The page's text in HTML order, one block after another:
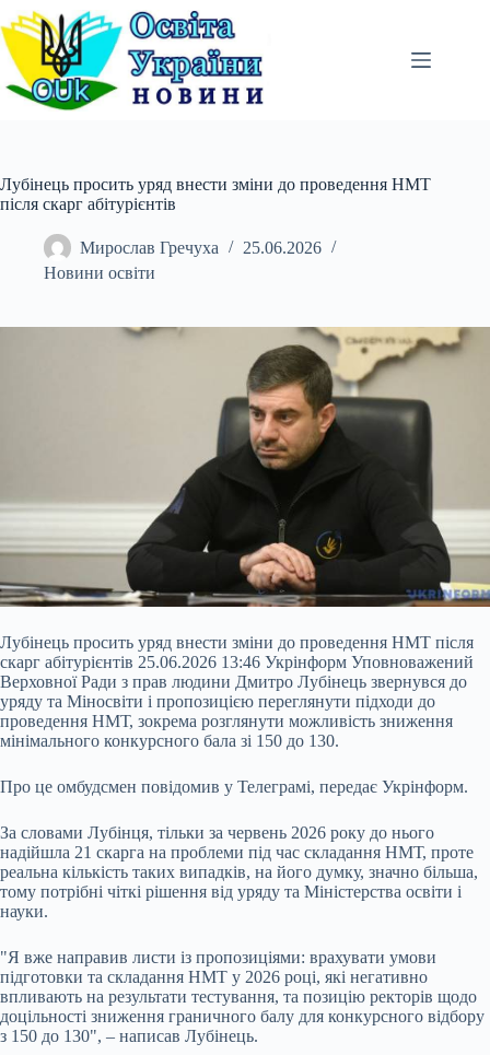
Перейти
до
вмісту
Лубінець просить уряд внести зміни до проведення НМТ
після скарг абітурієнтів
Мирослав Гречуха
25.06.2026
Новини освіти
Лубінець просить уряд внести зміни до проведення НМТ після
скарг абітурієнтів 25.06.2026 13:46 Укрінформ Уповноважений
Верховної Ради з прав людини Дмитро Лубінець звернувся до
уряду та Міносвіти і пропозицією переглянути підходи до
проведення НМТ, зокрема розглянути можливість зниження
мінімального конкурсного бала зі 150 до 130.
Про це омбудсмен повідомив у Телеграмі, передає Укрінформ.
За словами Лубінця, тільки за червень 2026 року до нього
надійшла 21 скарга на проблеми під час складання НМТ, проте
реальна кількість таких випадків, на його думку, значно більша,
тому потрібні чіткі рішення від уряду та Міністерства освіти і
науки.
"Я вже направив листи із пропозиціями: врахувати умови
підготовки та складання НМТ у 2026 році, які негативно
впливають на результати тестування, та позицію ректорів щодо
доцільності зниження граничного балу для конкурсного відбору
з 150 до 130", – написав Лубінець.